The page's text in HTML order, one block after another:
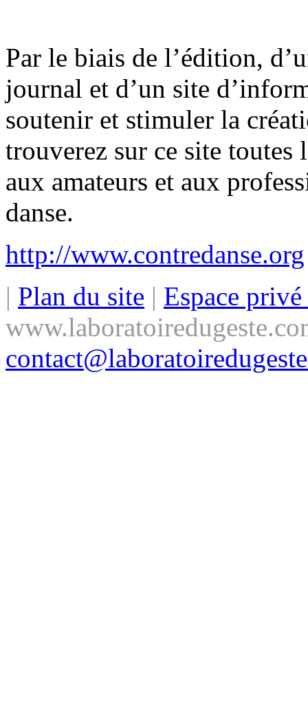
Par le biais de l’édition,
journal et d’un site
soutenir et stimuler la
trouverez sur ce site
aux amateurs et aux
danse.
http://www.contredanse.org
| Plan du site | Espace privé